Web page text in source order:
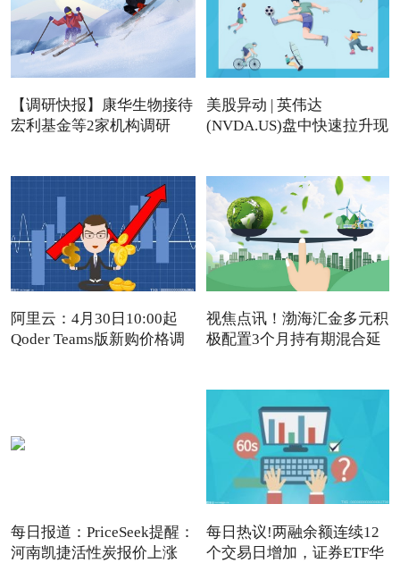
【调研快报】康华生物接待
宏利基金等2家机构调研
美股异动 | 英伟达
(NVDA.US)盘中快速拉升现
阿里云：4月30日10:00起
Qoder Teams版新购价格调
视焦点讯！渤海汇金多元积
极配置3个月持有期混合延
每日报道：PriceSeek提醒：
河南凯捷活性炭报价上涨
每日热议!两融余额连续12
个交易日增加，证券ETF华